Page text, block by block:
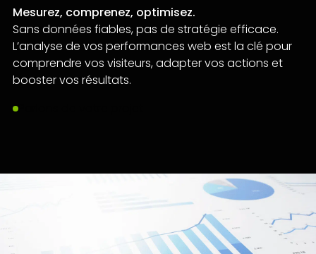
Mesurez, comprenez, optimisez.
Sans données fiables, pas de stratégie efficace.
L’analyse de vos performances web est la clé pour
comprendre vos visiteurs, adapter vos actions et
booster vos résultats.